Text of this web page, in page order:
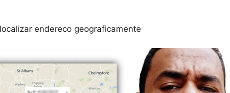
endereco geograficamente